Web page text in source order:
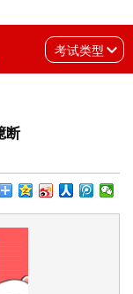
考试类型
断